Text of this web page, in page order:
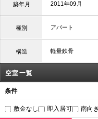
築年月 2011年09月
種別 アパート
構造 軽量鉄骨
空室一覧
条件
敷金なし 即入居可 南向き